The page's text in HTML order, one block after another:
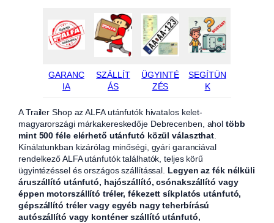
GARANC
IA
SZÁLLÍT
ÁS
ÜGYINTÉ
ZÉS
SEGÍTÜN
K
A Trailer Shop az ALFA utánfutók hivatalos kelet-
magyarországi márkakereskedője Debrecenben, aholtöbb
mint 500 féle elérhető utánfutó közül választhat.
Kínálatunkban kizárólag minőségi, gyári garanciával
rendelkező ALFA utánfutók találhatók, teljes körű
ügyintézéssel és országos szállítással. Legyen az fék nélküli
áruszállító utánfutó, hajószállító, csónakszállító vagy
éppen motorszállító tréler, fékezett síkplatós utánfutó,
gépszállító tréler vagy egyéb nagy teherbírású
autószállító vagy konténer szállító utánfutó,